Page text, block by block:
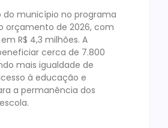
município no programa
orçamento de 2026, com
R$ 4,3 milhões. A
cerca de 7.800
mais igualdade de
à educação e
a permanência dos